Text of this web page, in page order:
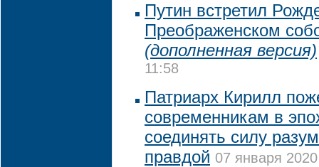
Путин встретил
Преображенском
(дополненная версия)
11:58
Патриарх Кирилл
современникам в
соединять силу
правдой 07 января